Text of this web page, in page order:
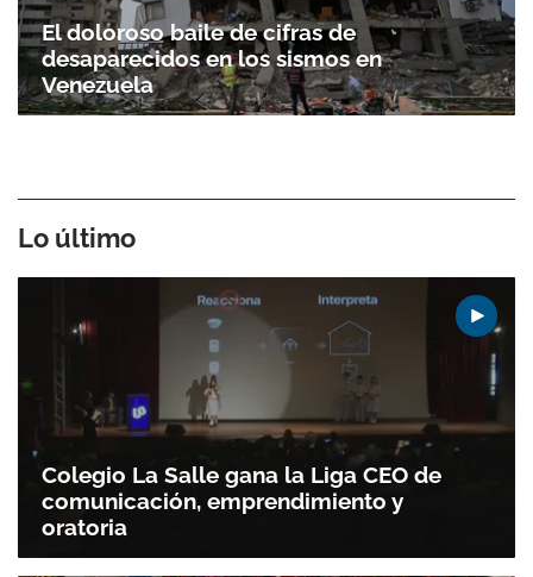
El doloroso baile de cifras de
desaparecidos en los sismos en
Venezuela
Lo último
Colegio La Salle gana la Liga CEO de
comunicación, emprendimiento y
oratoria